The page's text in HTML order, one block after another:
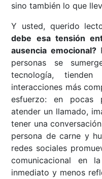
sino también lo que
Y usted, querido
debe esa tensión
ausencia emocional?
personas se
tecnología,
interacciones más
esfuerzo: en pocas
atender un llamado,
tener una
persona de carne y
redes sociales
comunicacional en
inmediato y menos